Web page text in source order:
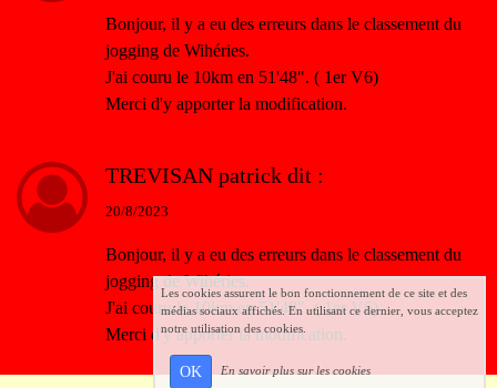
Bonjour, il y a eu des erreurs dans le classement du
jogging de Wihéries.
J'ai couru le 10km en 51'48". ( 1er V6)
Merci d'y apporter la modification.
TREVISAN patrick dit :
20/8/2023
Bonjour, il y a eu des erreurs dans le classement du
jogging de Wihéries.
J'ai couru le 10km en 51'48". ( 1er V6)
Merci d'y apporter la modification.
Les cookies assurent le bon fonctionnement de ce site et des
médias sociaux affichés. En utilisant ce dernier, vous acceptez
notre utilisation des cookies.
OK En savoir plus sur les cookies